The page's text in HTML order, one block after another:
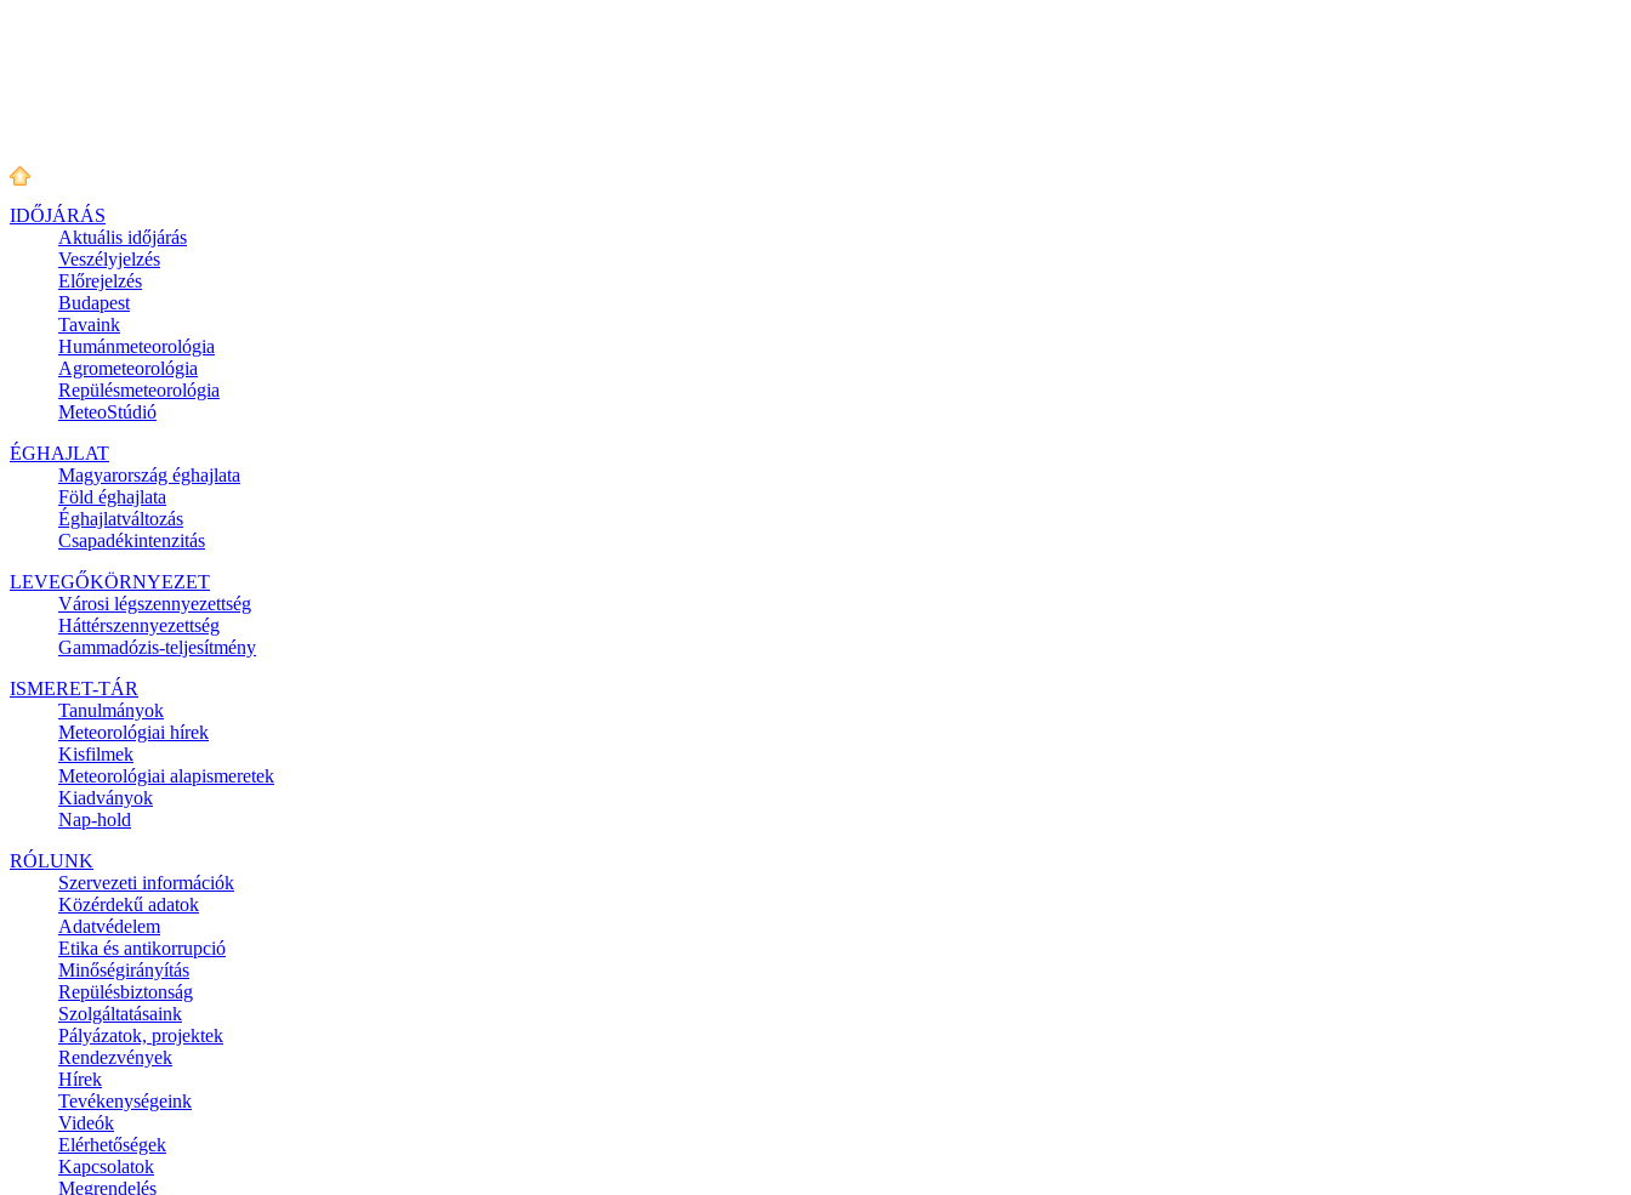
IDŐJÁRÁS
Aktuális időjárás
Veszélyjelzés
Előrejelzés
Budapest
Tavaink
Humánmeteorológia
Agrometeorológia
Repülésmeteorológia
MeteoStúdió
ÉGHAJLAT
Magyarország éghajlata
Föld éghajlata
Éghajlatváltozás
Csapadékintenzitás
LEVEGŐKÖRNYEZET
Városi légszennyezettség
Háttérszennyezettség
Gammadózis-teljesítmény
ISMERET-TÁR
Tanulmányok
Meteorológiai hírek
Kisfilmek
Meteorológiai alapismeretek
Kiadványok
Nap-hold
RÓLUNK
Szervezeti információk
Közérdekű adatok
Adatvédelem
Etika és antikorrupció
Minőségirányítás
Repülésbiztonság
Szolgáltatásaink
Pályázatok, projektek
Rendezvények
Hírek
Tevékenységeink
Videók
Elérhetőségek
Kapcsolatok
Megrendelés